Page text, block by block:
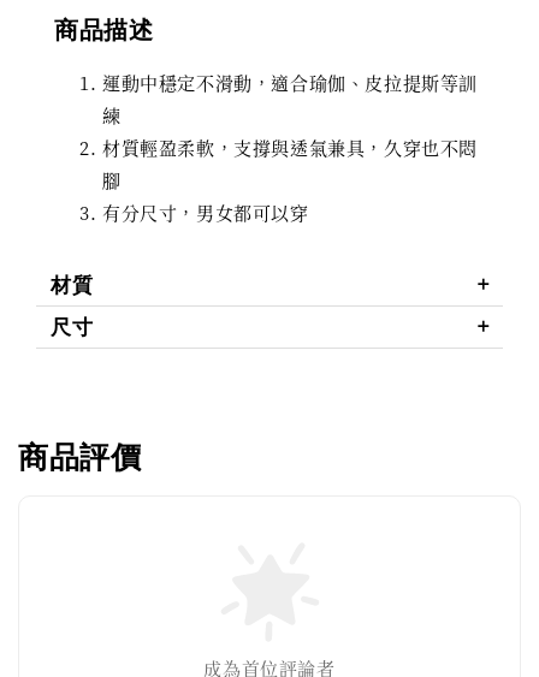
商品描述
運動中穩定不滑動，適合瑜伽、皮拉提斯等訓
練
材質輕盈柔軟，支撐與透氣兼具，久穿也不悶
腳
有分尺寸，男女都可以穿
材質
尺寸
商品評價
成為首位評論者